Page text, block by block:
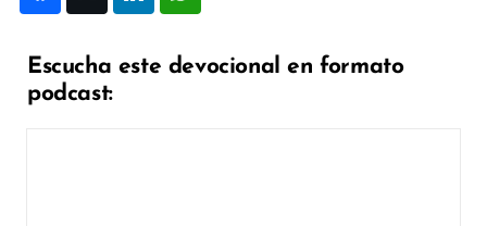
Escucha este devocional en formato
podcast: